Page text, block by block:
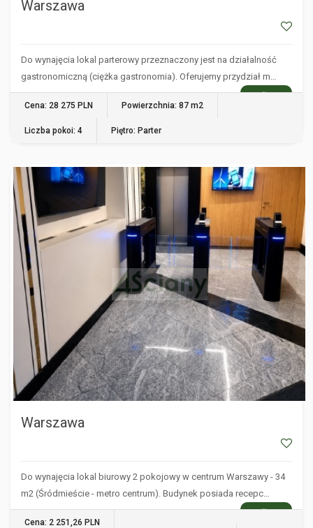
Warszawa
Do wynajęcia lokal parterowy przeznaczony jest na działalność
gastronomiczną (ciężka gastronomia). Oferujemy przydział m…
WIĘCEJ
Cena: 28 275 PLN Powierzchnia: 87 m2
Liczba pokoi: 4 Piętro: Parter
WARSZAWA
Warszawa
Do wynajęcia lokal biurowy 2 pokojowy w centrum Warszawy - 34
m2 (Śródmieście - metro centrum). Budynek posiada recepc…
WIĘCEJ
Cena: 2 251,26 PLN